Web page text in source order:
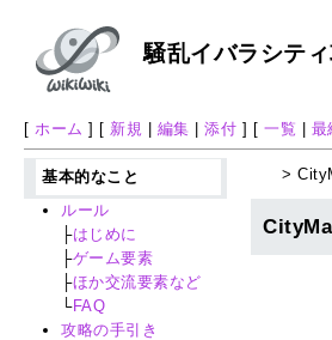
騒乱イバラシテ
[ ホーム ] [ 新規 | 編集 |添付 ] [一覧 | 最
>
基本的なこと
ルール
├はじめに
├ゲーム要素
├ほか交流要素など
└FAQ
攻略の手引き